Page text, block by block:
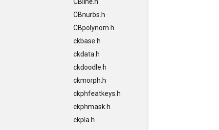
CBnurbs.h
CBpolynom.h
ckbase.h
ckdata.h
ckdoodle.h
ckmorph.h
ckphfeatkeys.h
ckphmask.h
ckpla.h